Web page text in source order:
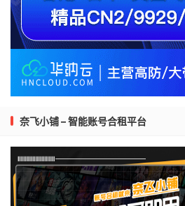
奈飞小铺 – 智能账号合租平台